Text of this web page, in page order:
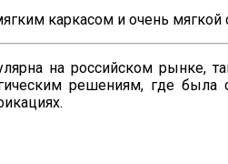
каркасом и очень
на российском рынке,
решениям, где была